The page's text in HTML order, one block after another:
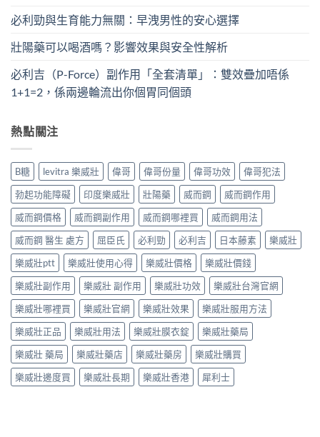
必利勁與生育能力無關：早洩男性的安心選擇
壯陽藥可以喝酒嗎？影響效果與安全性解析
必利吉（P-Force）副作用「全套清單」：雙效疊加唔係
1+1=2，係兩邊輪流出你個胃同個頭
熱點關注
B糖 levitra 樂威壯 偉哥 偉哥份量 偉哥功效
偉哥犯法
勃起功能障礙
印度樂威壯 壯陽藥 威而鋼
威而鋼作用
威而鋼價格
威而鋼副作用 威而鋼哪裡買
威而鋼用法
威而鋼 醫生 處方
屈臣氏 必利勁 必利吉 日本藤素
樂威壯
樂威壯ptt
樂威壯使用心得 樂威壯價格
樂威壯價錢
樂威壯副作用
樂威壯 副作用 樂威壯功效
樂威壯台灣官網
樂威壯哪裡買
樂威壯官網 樂威壯效果
樂威壯服用方法
樂威壯正品
樂威壯用法 樂威壯膜衣錠
樂威壯藥局
樂威壯 藥局
樂威壯藥店 樂威壯藥房
樂威壯購買
樂威壯邊度買
樂威壯長期 樂威壯香港 犀利士